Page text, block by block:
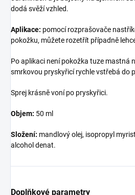
dodá svěží vzhled.
Aplikace: pomocí rozprašovače
pokožku, můžete rozetřít případně
Po aplikaci není pokožka tuze mastná
smrkovou pryskyřicí rychle vstřebá do
Sprej krásně voní po pryskyřici.
Objem: 50 ml
Složení: mandlový olej, isopropyl
alcohol denat.
Doplňkové parametry